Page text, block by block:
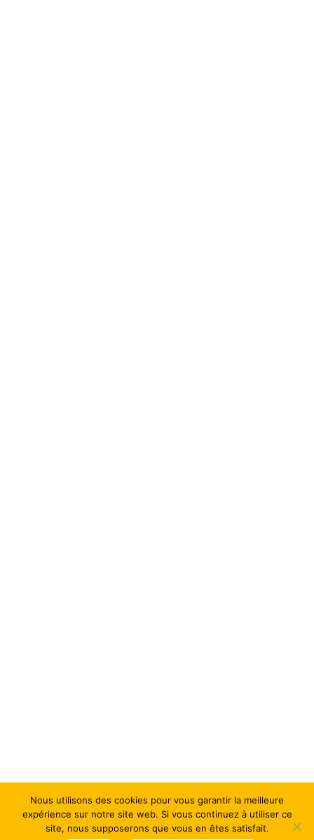
Nous utilisons des cookies pour vous garantir la meilleure
expérience sur notre site web. Si vous continuez à utiliser ce
site, nous supposerons que vous en êtes satisfait.